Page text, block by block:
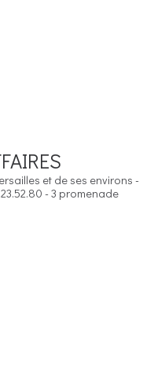
et de ses environs -
- 3 promenade